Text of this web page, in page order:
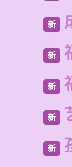
新
新
新
新
新